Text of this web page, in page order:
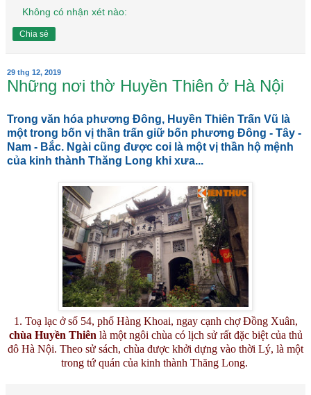
Không có nhận xét nào:
Chia sẻ
29 thg 12, 2019
Những nơi thờ Huyền Thiên ở Hà Nội
Trong văn hóa phương Đông, Huyền Thiên Trấn Vũ là
một trong bốn vị thần trấn giữ bốn phương Đông - Tây -
Nam - Bắc. Ngài cũng được coi là một vị thần hộ mệnh
của kinh thành Thăng Long khi xưa...
1. Toạ lạc ở số 54, phố Hàng Khoai, ngay cạnh chợ Đồng Xuân,
chùa Huyền Thiên là một ngôi chùa có lịch sử rất đặc biệt của thủ
đô Hà Nội. Theo sử sách, chùa được khởi dựng vào thời Lý, là một
trong tứ quán của kinh thành Thăng Long.